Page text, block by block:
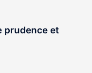
prudence et